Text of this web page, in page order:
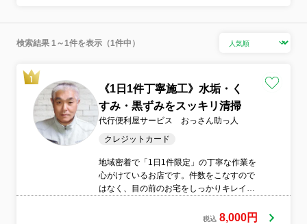
検索結果 1～1件を表示（1件中）
《1日1件丁寧施工》水垢・く
すみ・黒ずみをスッキリ清掃
代行便利屋サービス おっさん助っ人
クレジットカード
地域密着で「1日1件限定」の丁寧な作業を
心がけているお店です。件数をこなすので
はなく、目の前のお宅をしっかりキレイに
税込 8,000円